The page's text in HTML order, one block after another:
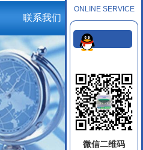
联系我们
ONLINE SERVICE
询
微信二维码